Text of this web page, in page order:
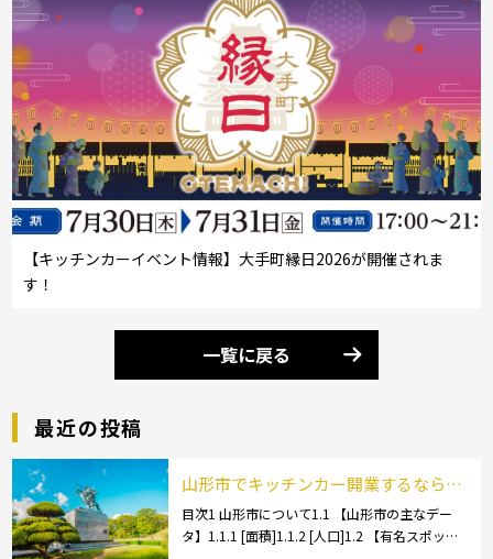
【キッチンカーイベント情報】大手町縁日2026が開催されま
す！
一覧に戻る
最近の投稿
山形市でキッチンカー開業するなら格
安のレンタル・リース！営業許可取得
の流れも解説！
目次1 山形市について1.1 【山形市の主なデー
タ】1.1.1 [面積]1.1.2 [人口]1.2 【有名スポッ